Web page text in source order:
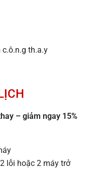
th.a.y
– giảm ngay 15%
lỗi hoặc 2 máy trở